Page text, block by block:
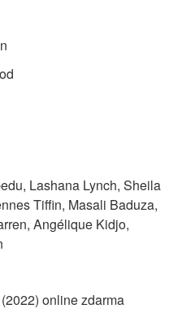
Lashana Lynch, Sheila
Tiffin, Masali Baduza,
Angélique Kidjo,
online zdarma